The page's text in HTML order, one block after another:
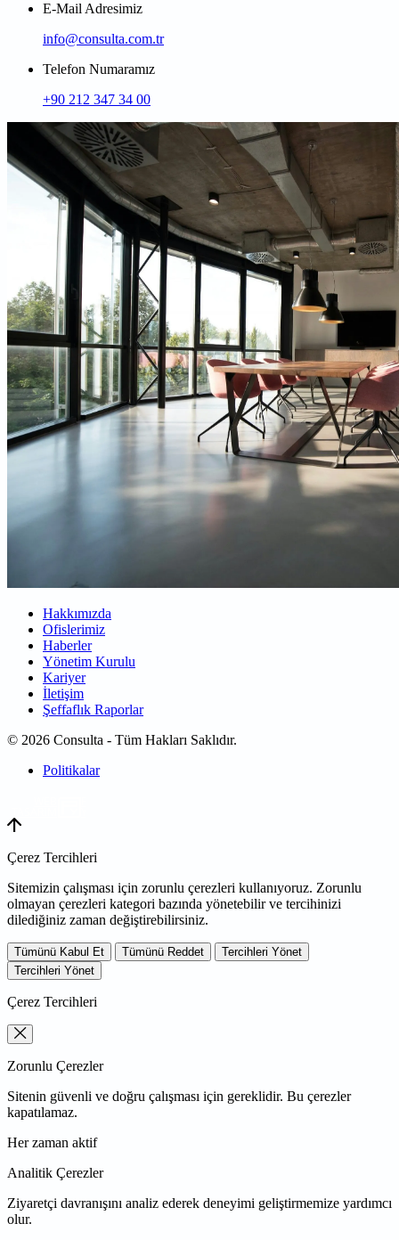
E-Mail Adresimiz
info@consulta.com.tr
Telefon Numaramız
+90 212 347 34 00
Hakkımızda
Ofislerimiz
Haberler
Yönetim Kurulu
Kariyer
İletişim
Şeffaflık Raporlar
© 2026 Consulta - Tüm Hakları Saklıdır.
Politikalar
Çerez Tercihleri
Sitemizin çalışması için zorunlu çerezleri kullanıyoruz. Zorunlu
olmayan çerezleri kategori bazında yönetebilir ve tercihinizi
dilediğiniz zaman değiştirebilirsiniz.
Tümünü Kabul Et Tümünü Reddet
Tercihleri Yönet
Tercihleri Yönet
Çerez Tercihleri
Zorunlu Çerezler
Sitenin güvenli ve doğru çalışması için gereklidir. Bu çerezler
kapatılamaz.
Her zaman aktif
Analitik Çerezler
Ziyaretçi davranışını analiz ederek deneyimi geliştirmemize yardımcı
olur.